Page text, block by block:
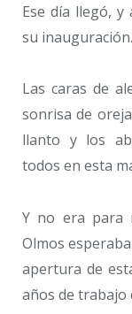
Ese día llegó,
su inauguración.
Las caras de
sonrisa de
llanto y los
todos en esta
Y no era para
Olmos
apertura de
años de trabajo